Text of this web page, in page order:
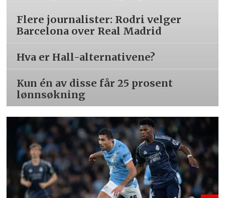
Flere journalister: Rodri velger
Barcelona over Real Madrid
Hva er Hall-alternativene?
Kun én av disse får 25 prosent
lønnsøkning